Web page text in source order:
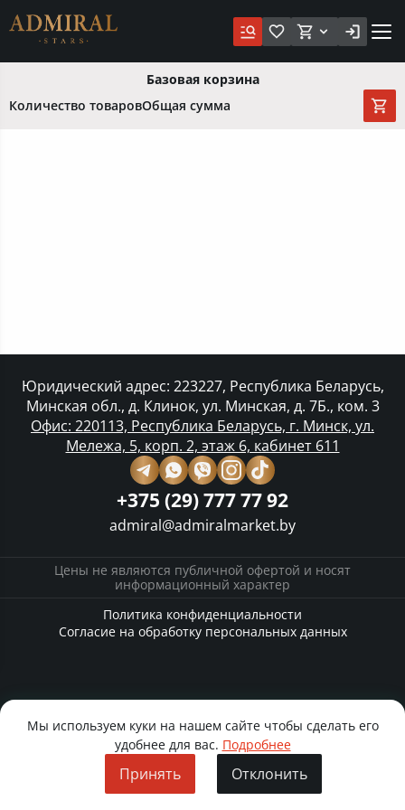
Базовая корзина
Количество товаровОбщая сумма
Юридический адрес: 223227, Республика Беларусь,
Минская обл., д. Клинок, ул. Минская, д. 7Б., ком. 3
Офис: 220113, Республика Беларусь, г. Минск, ул.
Мележа, 5, корп. 2, этаж 6, кабинет 611
+375 (29) 777 77 92
admiral@admiralmarket.by
Цены не являются публичной офертой и носят
информационный характер
Политика конфиденциальности
Согласие на обработку персональных данных
Мы используем куки на нашем сайте чтобы сделать его
удобнее для вас. Подробнее
Принять Отклонить